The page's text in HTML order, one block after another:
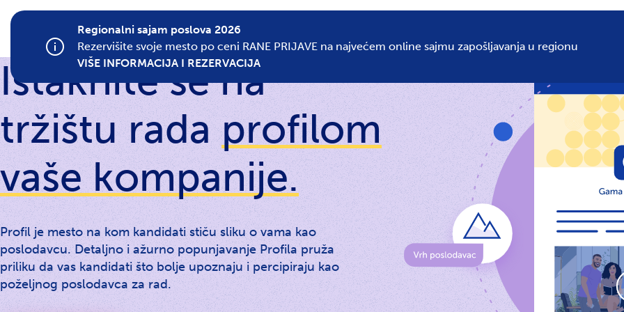
Regionalni sajam poslova 2026
Rezervišite svoje mesto po ceni RANE PRIJAVE na najvećem online sajmu zapošljavanja u regionu
VIŠE INFORMACIJA I REZERVACIJA
Istaknite se na
tržištu radaprofilom
vaše kompanije.
Profil je mesto na kom kandidati stiču sliku o vama kao
poslodavcu. Detaljno i ažurno popunjavanje Profila pruža
priliku da vas kandidati što bolje upoznaju i percipiraju kao
poželjnog poslodavca za rad.